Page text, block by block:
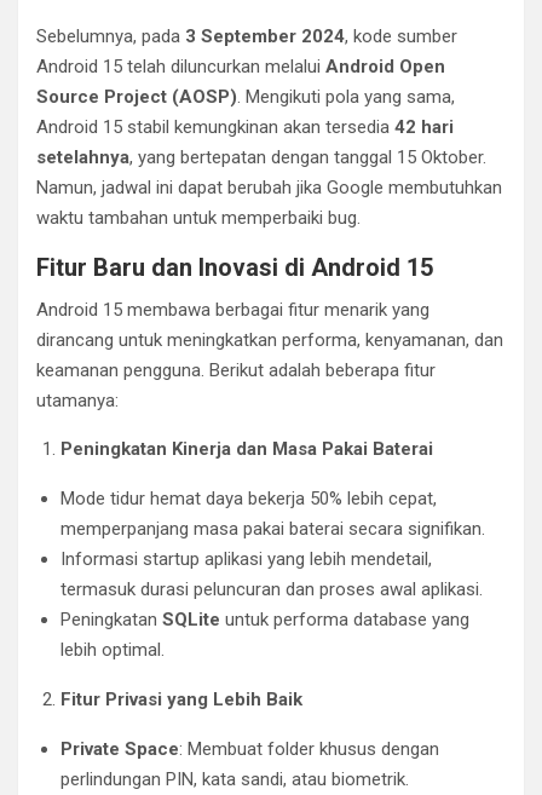
Sebelumnya, pada 3 September 2024, kode sumber
Android 15 telah diluncurkan melalui Android Open
Source Project (AOSP). Mengikuti pola yang sama,
Android 15 stabil kemungkinan akan tersedia 42 hari
setelahnya, yang bertepatan dengan tanggal 15 Oktober.
Namun, jadwal ini dapat berubah jika Google membutuhkan
waktu tambahan untuk memperbaiki bug.
Fitur Baru dan Inovasi di Android 15
Android 15 membawa berbagai fitur menarik yang
dirancang untuk meningkatkan performa, kenyamanan, dan
keamanan pengguna. Berikut adalah beberapa fitur
utamanya:
Peningkatan Kinerja dan Masa Pakai Baterai
Mode tidur hemat daya bekerja 50% lebih cepat,
memperpanjang masa pakai baterai secara signifikan.
Informasi startup aplikasi yang lebih mendetail,
termasuk durasi peluncuran dan proses awal aplikasi.
Peningkatan SQLite untuk performa database yang
lebih optimal.
Fitur Privasi yang Lebih Baik
Private Space: Membuat folder khusus dengan
perlindungan PIN, kata sandi, atau biometrik.